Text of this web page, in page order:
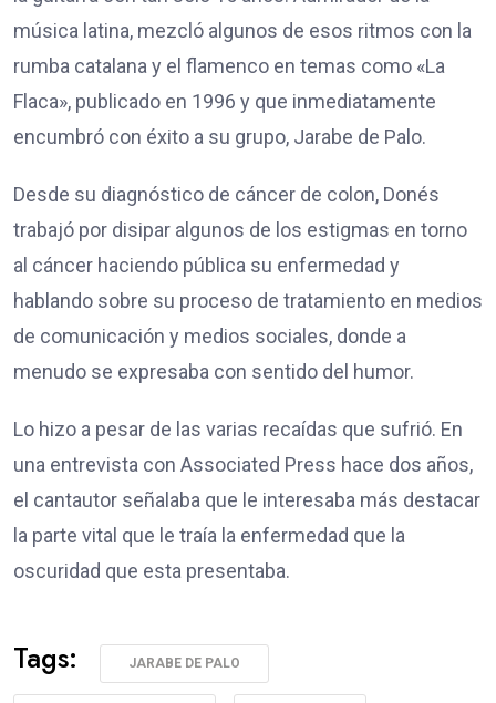
música latina, mezcló algunos de esos ritmos con la
rumba catalana y el flamenco en temas como «La
Flaca», publicado en 1996 y que inmediatamente
encumbró con éxito a su grupo, Jarabe de Palo.
Desde su diagnóstico de cáncer de colon, Donés
trabajó por disipar algunos de los estigmas en torno
al cáncer haciendo pública su enfermedad y
hablando sobre su proceso de tratamiento en medios
de comunicación y medios sociales, donde a
menudo se expresaba con sentido del humor.
Lo hizo a pesar de las varias recaídas que sufrió. En
una entrevista con Associated Press hace dos años,
el cantautor señalaba que le interesaba más destacar
la parte vital que le traía la enfermedad que la
oscuridad que esta presentaba.
Tags: JARABE DE PALO